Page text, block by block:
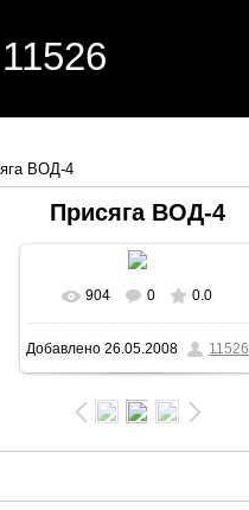
ВОД-4
Присяга ВОД-4
904 0 0.0
Добавлено26.05.2008 11526